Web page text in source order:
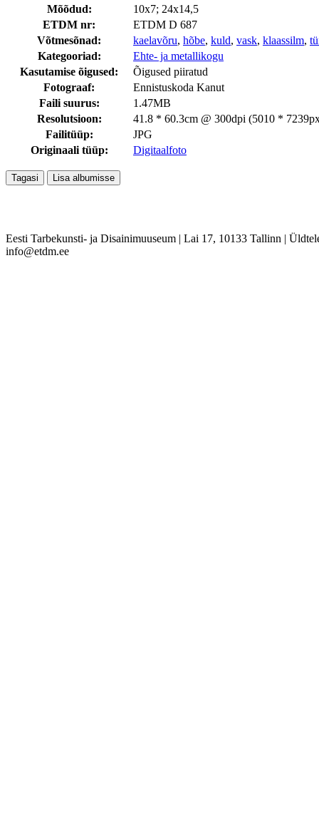
Mõõdud:
10x7; 24x14,5
ETDM nr:
ETDM D 687
Võtmesõnad:
kaelavõru, hõbe, kuld, vask, klaassilm,
Kategooriad:
Ehte- ja metallikogu
Kasutamise õigused:
Õigused piiratud
Fotograaf:
Ennistuskoda Kanut
Faili suurus:
1.47MB
Resolutsioon:
41.8 * 60.3cm @ 300dpi (5010 *
Failitüüp:
JPG
Originaali tüüp:
Digitaalfoto
Eesti Tarbekunsti- ja Disainimuuseum | Lai 17, 10133 Tallinn |
info@etdm.ee